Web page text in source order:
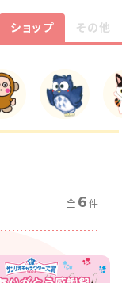
ショップ その他
全 6件